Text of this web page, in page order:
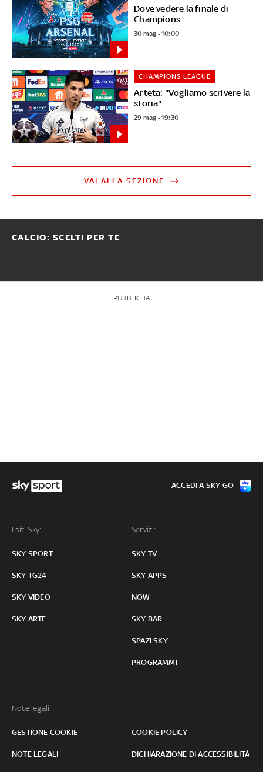
Dove vedere la finale di
Champions
30 mag - 10:00
Arteta: "Vogliamo scrivere la
storia"
CHAMPIONS LEAGUE
29 mag - 19:30
VAI ALLA SEZIONE
CALCIO: SCELTI PER TE
PUBBLICITÀ
I siti Sky:
SKY SPORT
SKY TG24
SKY VIDEO
SKY ARTE
Servizi:
SKY TV
SKY APPS
NOW
SKY BAR
SPAZI SKY
PROGRAMMI
Note legali:
GESTIONE COOKIE COOKIE POLICY
NOTE LEGALI DICHIARAZIONE DI ACCESSIBILITÀ
ACCEDI A SKY GO